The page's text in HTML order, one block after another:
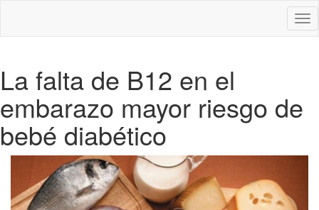
La falta de B12 en el
embarazo mayor riesgo de
bebé diabético